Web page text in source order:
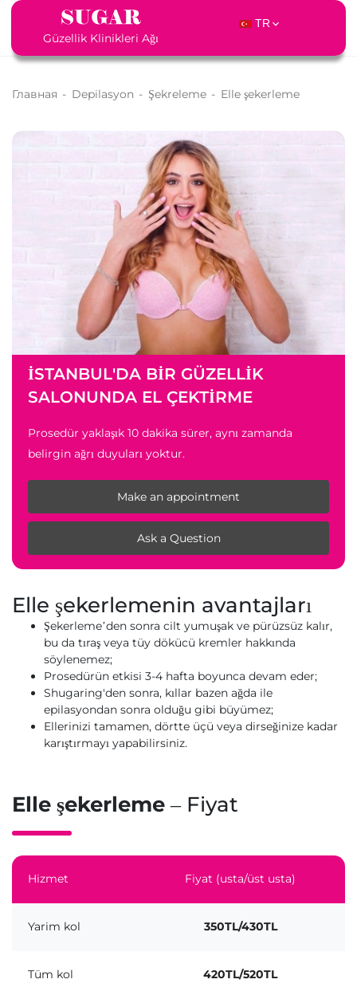
Güzellik Klinikleri Ağı
TR
Главная - Depilasyon - Şekreleme - Elle şekerleme
İSTANBUL'DA BIR GÜZELLIK
SALONUNDA EL ÇEKTIRME
Prosedür yaklaşık 10 dakika sürer, aynı zamanda
belirgin ağrı duyuları yoktur.
Make an appointment
Ask a Question
Elle şekerlemenin avantajları
Şekerleme’den sonra cilt yumuşak ve pürüzsüz kalır,
bu da tıraş veya tüy dökücü kremler hakkında
söylenemez;
Prosedürün etkisi 3-4 hafta boyunca devam eder;
Shugaring'den sonra, kıllar bazen ağda ile
epilasyondan sonra olduğu gibi büyümez;
Ellerinizi tamamen, dörtte üçü veya dirseğinize kadar
karıştırmayı yapabilirsiniz.
Elle şekerleme– Fiyat
Hizmet Fiyat (usta/üst usta)
Yarim kol 350TL/430TL
Tüm kol 420TL/520TL